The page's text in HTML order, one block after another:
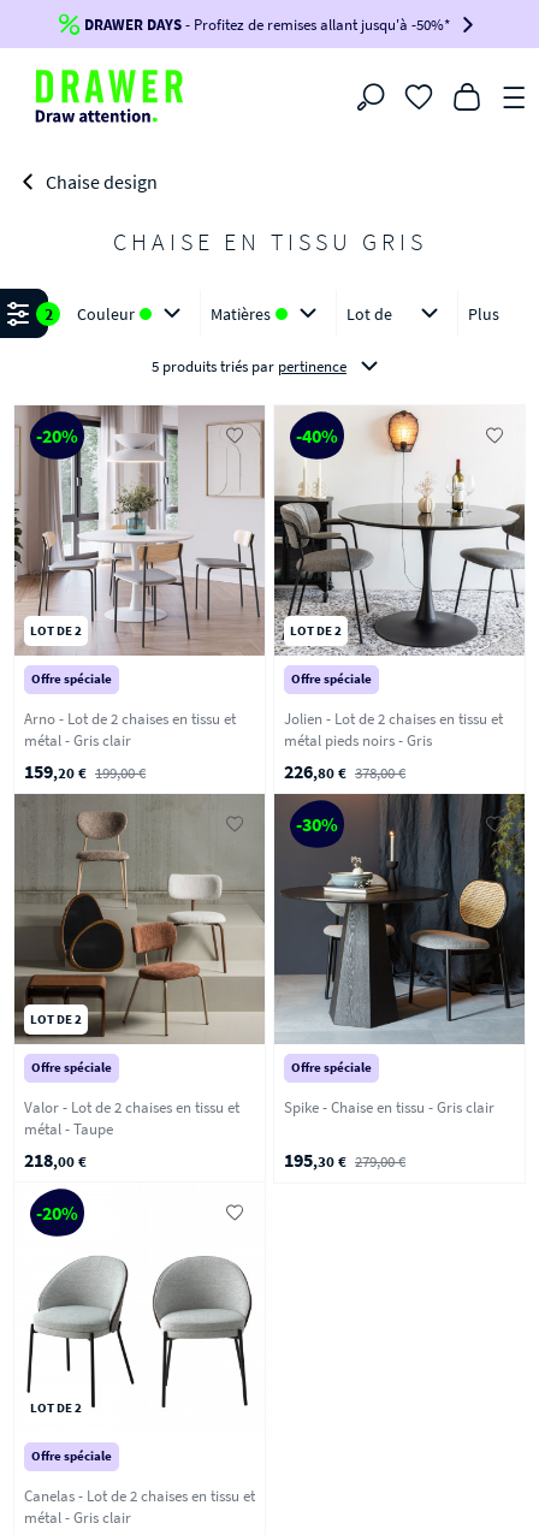
Jusqu'à-100€*sur votre commande !
BIKINI100
-voir conditions en bas de page-
DRAWER DAYS- Profitez de remises allant jusqu'à -50%*
Filtrer
Chaise design
CHAISE EN TISSU GRIS
Affiner
2 Couleur Matières Lot de Plus
5 produits triés par pertinence
-20%
LOT DE 2
Offre spéciale
Arno - Lot de 2 chaises en tissu et
métal - Gris clair
159,20 € 199,00 €
-40%
LOT DE 2
Offre spéciale
Jolien - Lot de 2 chaises en tissu et
métal pieds noirs - Gris
226,80 € 378,00 €
LOT DE 2
Offre spéciale
Valor - Lot de 2 chaises en tissu et
métal - Taupe
218,00 €
-30%
Offre spéciale
Spike - Chaise en tissu - Gris clair
195,30 € 279,00 €
-20%
LOT DE 2
Offre spéciale
Canelas - Lot de 2 chaises en tissu et
métal - Gris clair